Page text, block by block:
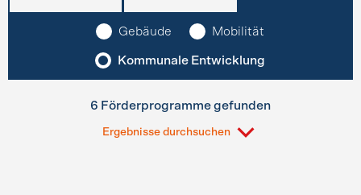
Gebäude Mobilität
Kommunale Entwicklung
6 Förderprogramme gefunden
Ergebnisse durchsuchen